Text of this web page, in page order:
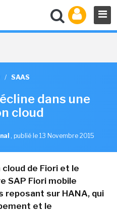
/ SAAS
dans une
cloud
, publié le 13 Novembre 2015
de Fiori et le
SAP Fiori mobile
sur HANA, qui
et le